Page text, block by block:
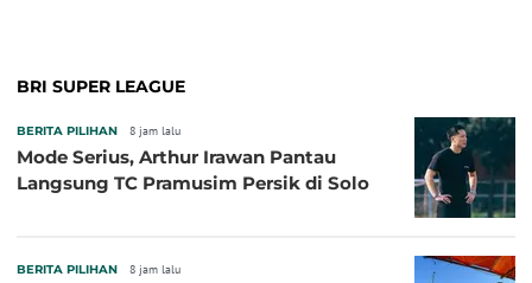
BRI SUPER LEAGUE
BERITA PILIHAN 8 jam lalu
Mode Serius, Arthur Irawan Pantau
Langsung TC Pramusim Persik di Solo
BERITA PILIHAN 8 jam lalu